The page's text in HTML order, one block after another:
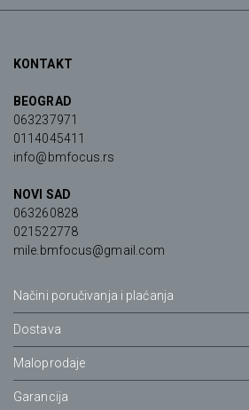
KONTAKT
BEOGRAD
063237971
0114045411
info@bmfocus.rs
NOVI SAD
063260828
021522778
mile.bmfocus@gmail.com
Načini poručivanja i plaćanja
Dostava
Maloprodaje
Garancija